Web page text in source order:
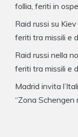
follia, feriti in
Raid russi su
feriti tra missili e
Raid russi nella
feriti tra missili e
Madrid invita
“Zona Schengen